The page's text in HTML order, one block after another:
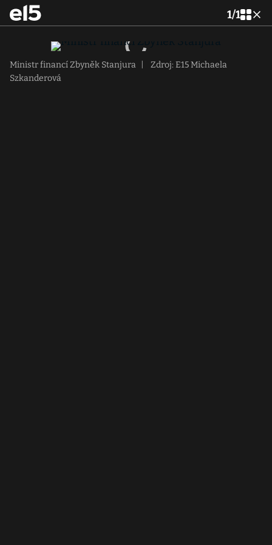
1/1
Ministr financí Zbyněk Stanjura
Zdroj: E15 Michaela
Szkanderová